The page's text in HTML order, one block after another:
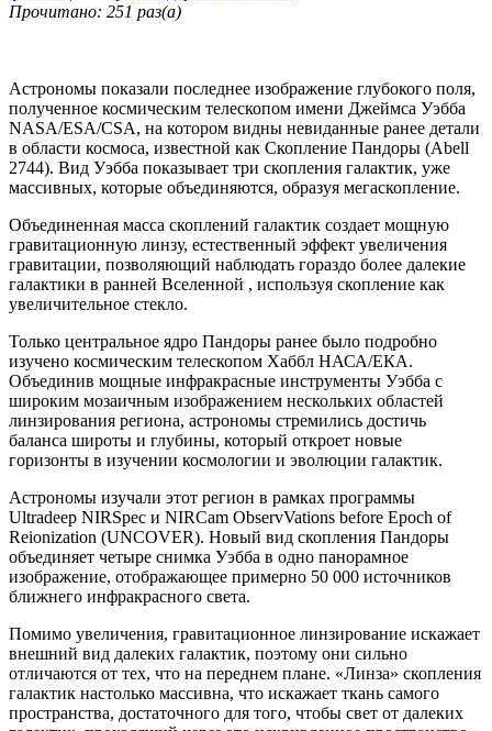
Прочитано: 251 раз(а)
Астрономы показали последнее изображение глубокого поля,
полученное космическим телескопом имени Джеймса Уэбба
NASA/ESA/CSA, на котором видны невиданные ранее детали
в области космоса, известной как Скопление Пандоры (Abell
2744). Вид Уэбба показывает три скопления галактик, уже
массивных, которые объединяются, образуя мегаскопление.
Объединенная масса скоплений галактик создает мощную
гравитационную линзу, естественный эффект увеличения
гравитации, позволяющий наблюдать гораздо более далекие
галактики в ранней Вселенной , используя скопление как
увеличительное стекло.
Только центральное ядро ​​Пандоры ранее было подробно
изучено космическим телескопом Хаббл НАСА/ЕКА.
Объединив мощные инфракрасные инструменты Уэбба с
широким мозаичным изображением нескольких областей
линзирования региона, астрономы стремились достичь
баланса широты и глубины, который откроет новые
горизонты в изучении космологии и эволюции галактик.
Астрономы изучали этот регион в рамках программы
Ultradeep NIRSpec и NIRCam ObservVations before Epoch of
Reionization (UNCOVER). Новый вид скопления Пандоры
объединяет четыре снимка Уэбба в одно панорамное
изображение, отображающее примерно 50 000 источников
ближнего инфракрасного света.
Помимо увеличения, гравитационное линзирование искажает
внешний вид далеких галактик, поэтому они сильно
отличаются от тех, что на переднем плане. «Линза» скопления
галактик настолько массивна, что искажает ткань самого
пространства, достаточного для того, чтобы свет от далеких